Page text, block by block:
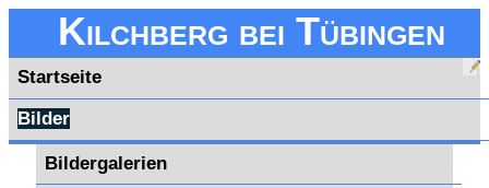
Kilchberg bei Tübingen
Startseite
Bilder
Bildergalerien